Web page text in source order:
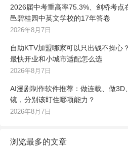
2026届中考重高率75.3%、剑桥考点
邑碧桂园中英文学校的17年答卷
2026年8月7日
自助KTV加盟哪家可以只出钱不操心
最快开业和小城市适配怎么选
2026年8月7日
AI漫剧制作软件推荐：做连载、做3D
镜，分别该盯住哪项能力？
2026年8月7日
浏览最多的文章